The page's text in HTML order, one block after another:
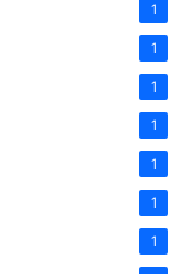
1
1
1
1
1
1
1